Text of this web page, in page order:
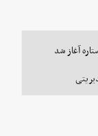
آغاز شد